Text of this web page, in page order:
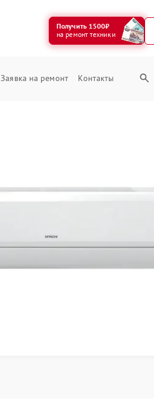
Получить 1500₽
на ремонт техники
Заявка на ремонт Контакты